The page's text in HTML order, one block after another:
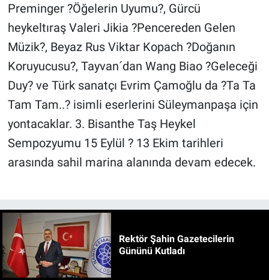
Preminger ?Öğelerin Uyumu?, Gürcü
heykeltıraş Valeri Jikia ?Pencereden Gelen
Müzik?, Beyaz Rus Viktar Kopach ?Doğanın
Koruyucusu?, Tayvan´dan Wang Biao ?Geleceği
Duy? ve Türk sanatçı Evrim Çamoğlu da ?Ta Ta
Tam Tam..? isimli eserlerini Süleymanpaşa için
yontacaklar. 3. Bisanthe Taş Heykel
Sempozyumu 15 Eylül ? 13 Ekim tarihleri
arasında sahil marina alanında devam edecek.
Rektör Şahin Gazetecilerin
Gününü Kutladı